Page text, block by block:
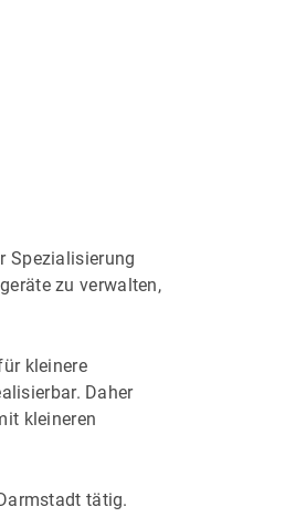
Spezialisierung
zu verwalten,
kleinere
Daher
kleineren
tätig.